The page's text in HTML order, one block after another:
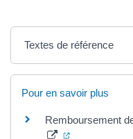
Textes de référence
Pour en savoir plus
Remboursement
(ouverture